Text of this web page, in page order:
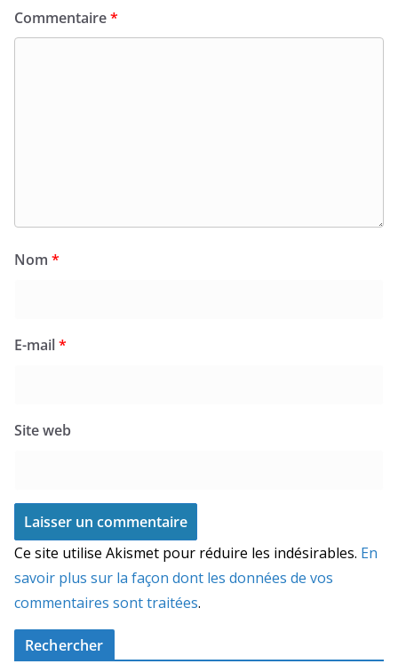
Commentaire*
Nom *
E-mail*
Site web
Ce site utilise Akismet pour réduire les indésirables. En
savoir plus sur la façon dont les données de vos
commentaires sont traitées.
Rechercher